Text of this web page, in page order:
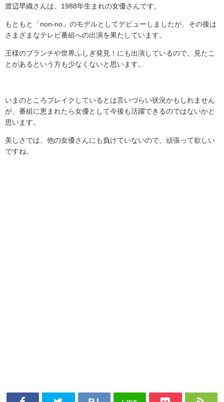
渡辺早織さんは、 1988年生まれの女優さんです。
もともと「 non-no 」のモデルとしてデビューしましたが、その後は
さまざまなテレビ番組への出演を果たしています。
王様のブランチや世界ふしぎ発見！にも出演しているので、見たこ
とがあるという方も少なくないと思います。
いまのところブレイクしているとは言いづらい状況かもしれません
が、番組に恵まれたら女優として今後も活躍できるのではないかと
思います。
美しさでは、他の女優さんにも負けていないので、頑張って欲しい
ですね。